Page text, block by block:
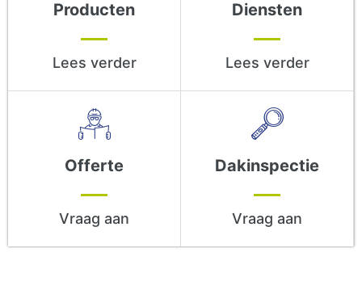
Met hart voor uw dak verzorgen wij:
AANLEG, ONDERHOUD &
REPARATIE
Producten
Lees verder
Diensten
Lees verder
Offerte
Vraag aan
Dakinspectie
Vraag aan